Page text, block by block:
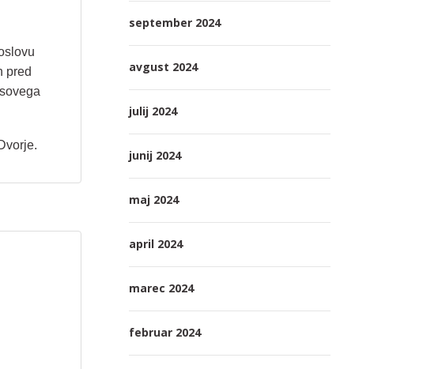
pred
september 2024
avgust 2024
julij 2024
junij 2024
maj 2024
april 2024
marec 2024
februar 2024